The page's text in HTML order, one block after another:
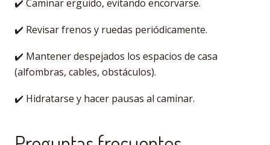
✔️ Caminar erguido, evitando encorvarse.
✔️ Revisar frenos y ruedas periódicamente.
✔️ Mantener despejados los espacios de casa
(alfombras, cables, obstáculos).
✔️ Hidratarse y hacer pausas al caminar.